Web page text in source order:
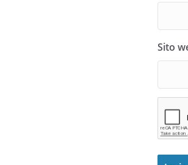
Sito